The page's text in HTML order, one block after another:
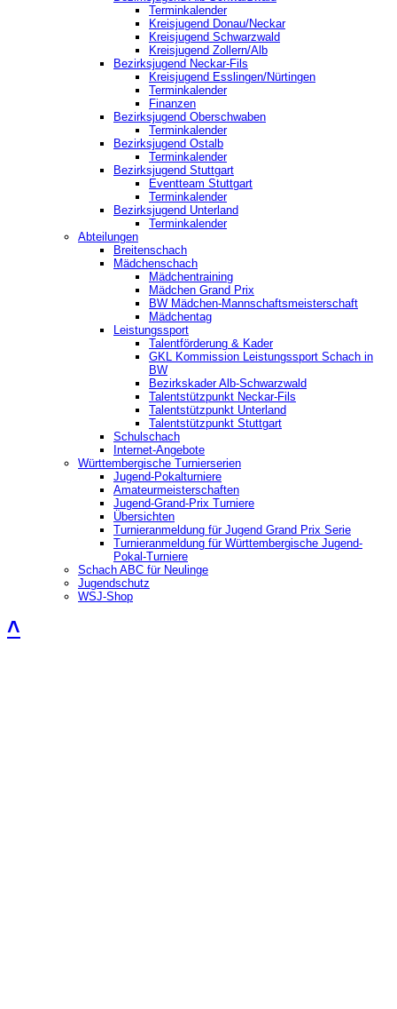
Terminkalender
Kreisjugend Donau/Neckar
Kreisjugend Schwarzwald
Kreisjugend Zollern/Alb
Bezirksjugend Neckar-Fils
Kreisjugend ‎Esslingen/Nürtingen
Terminkalender
Finanzen
Bezirksjugend Oberschwaben
Terminkalender
Bezirksjugend Ostalb
Terminkalender
Bezirksjugend Stuttgart
‎Eventteam Stuttgart
Terminkalender
Bezirksjugend Unterland
Terminkalender
Abteilungen
Breitenschach
Mädchenschach
Mädchentraining
Mädchen Grand Prix
BW Mädchen-Mannschaftsmeisterschaft
Mädchentag
Leistungssport
Talentförderung & Kader
GKL Kommission Leistungssport Schach in
BW
Bezirkskader Alb-Schwarzwald
Talentstützpunkt Neckar-Fils
Talentstützpunkt Unterland
Talentstützpunkt Stuttgart
Schulschach
Internet-Angebote
Württembergische Turnierserien
Jugend-Pokalturniere
Amateurmeisterschaften
Jugend-Grand-Prix Turniere
Übersichten
Turnieranmeldung für Jugend Grand Prix Serie
Turnieranmeldung für Württembergische Jugend-
Pokal-Turniere
Schach ABC für Neulinge
Jugendschutz
WSJ-Shop
˄